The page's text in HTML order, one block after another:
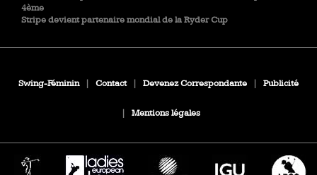
4ème
Stripe devient partenaire mondial de la Ryder Cup
Swing-Féminin Contact Devenez Correspondante Publicité
Mentions légales